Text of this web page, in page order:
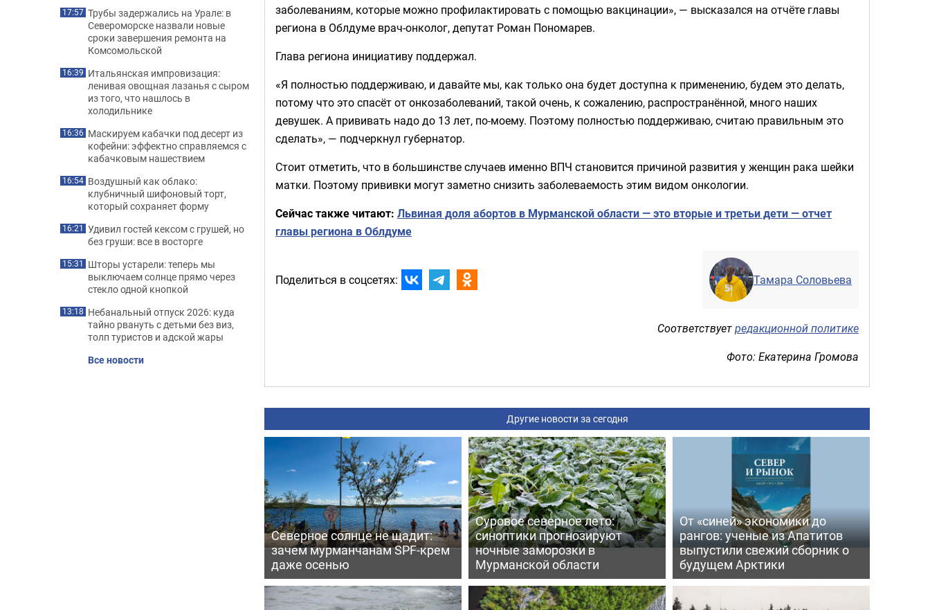
заболеваниям, которые можно профилактировать с помощью вакцинации», — высказался на отчёте главы
региона в Облдуме врач-онколог, депутат Роман Пономарев.
Глава региона инициативу поддержал.
«Я полностью поддерживаю, и давайте мы, как только она будет доступна к применению, будем это делать,
потому что это спасёт от онкозаболеваний, такой очень, к сожалению, распространённой, много наших
девушек. А прививать надо до 13 лет, по-моему. Поэтому полностью поддерживаю, считаю правильным это
сделать», — подчеркнул губернатор.
Стоит отметить, что в большинстве случаев именно ВПЧ становится причиной развития у женщин рака шейки
матки. Поэтому прививки могут заметно снизить заболеваемость этим видом онкологии.
Сейчас также читают: Львиная доля абортов в Мурманской области — это вторые и третьи дети — отчет
главы региона в Облдуме
Поделиться в соцсетях: Тамара Соловьева
Соответствуетредакционной политике
Фото: Екатерина Громова
Другие новости за сегодня
Северное солнце не щадит:
зачем мурманчанам SPF-крем
даже осенью
Суровое северное лето:
синоптики прогнозируют
ночные заморозки в
Мурманской области
От «синей» экономики до
рангов: ученые из Апатитов
выпустили свежий сборник о
будущем Арктики
17:57 Трубы задержались на Урале: в
Североморске назвали новые
сроки завершения ремонта на
Комсомольской
16:39 Итальянская импровизация:
ленивая овощная лазанья с сыром
из того, что нашлось в
холодильнике
16:36 Маскируем кабачки под десерт из
кофейни: эффектно справляемся с
кабачковым нашествием
16:54 Воздушный как облако:
клубничный шифоновый торт,
который сохраняет форму
16:21 Удивил гостей кексом с грушей, но
без груши: все в восторге
15:31 Шторы устарели: теперь мы
выключаем солнце прямо через
стекло одной кнопкой
13:18 Небанальный отпуск 2026: куда
тайно рвануть с детьми без виз,
толп туристов и адской жары
Все новости